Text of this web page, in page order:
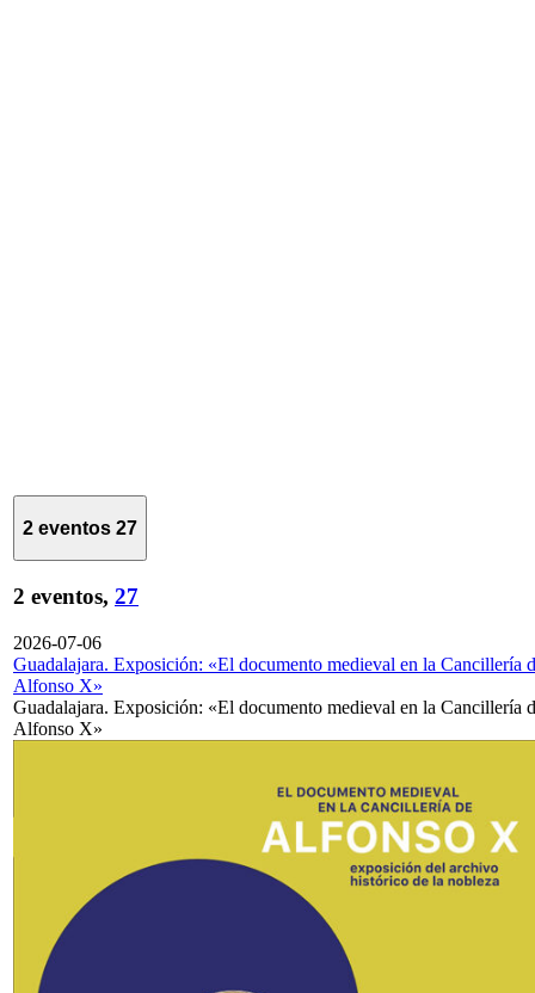
2 eventos 27
2 eventos, 27
2026-07-06
Guadalajara. Exposición: «El documento medieval en la Cancillería
Alfonso X»
Guadalajara. Exposición: «El documento medieval en la Cancillería
Alfonso X»